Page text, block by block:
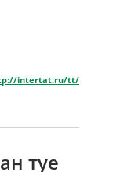
intertat.ru/tt/
туе